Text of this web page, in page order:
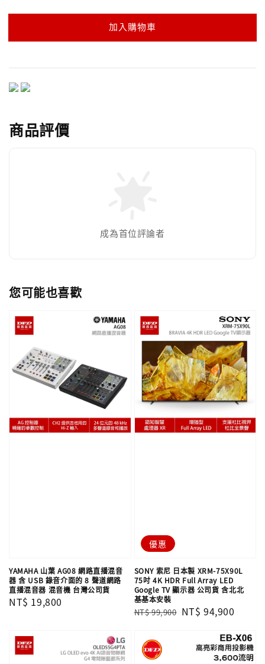
加入購物車
商品評價
成為首位評論者
您可能也喜歡
YAMAHA 山葉 AG08 網路直播混音
器 含 USB 錄音介面的 8 聲道網路
直播混音器 混音機 台灣公司貨
Regular
NT$ 19,800
優惠
SONY 索尼 日本製 XRM-75X90L
75吋 4K HDR Full Array LED
Google TV 顯示器 公司貨 含北北
基基本安裝
Regular
NT$ 99,900 Sale
NT$ 94,900